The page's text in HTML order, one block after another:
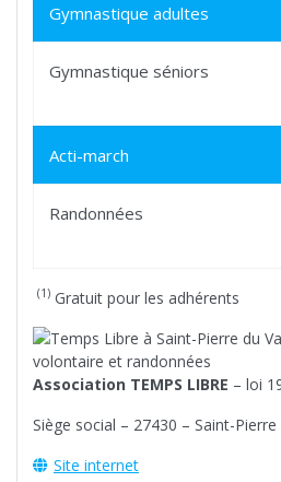
Gymnastique adultes
Gymnastique séniors
Acti-march
Randonnées
(1)Gratuit pour les adhérents
Association TEMPS LIBRE – loi
Siège social – 27430 – Saint-
Site internet